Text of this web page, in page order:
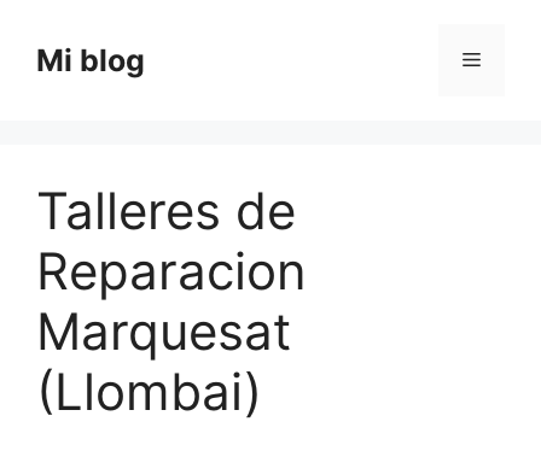
contenido
Mi blog Menú
Talleres de
Reparacion
Marquesat
(Llombai)